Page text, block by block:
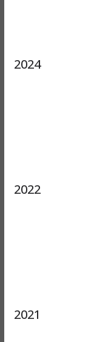
2024
2022
2021